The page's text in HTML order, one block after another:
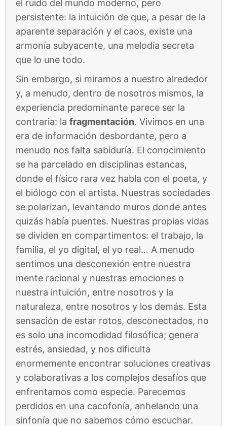
el ruido del mundo moderno, pero
persistente: la intuición de que, a pesar de la
aparente separación y el caos, existe una
armonía subyacente, una melodía secreta
que lo une todo.
Sin embargo, si miramos a nuestro alrededor
y, a menudo, dentro de nosotros mismos, la
experiencia predominante parece ser la
contraria: la fragmentación. Vivimos en una
era de información desbordante, pero a
menudo nos falta sabiduría. El conocimiento
se ha parcelado en disciplinas estancas,
donde el físico rara vez habla con el poeta, y
el biólogo con el artista. Nuestras sociedades
se polarizan, levantando muros donde antes
quizás había puentes. Nuestras propias vidas
se dividen en compartimentos: el trabajo, la
familia, el yo digital, el yo real… A menudo
sentimos una desconexión entre nuestra
mente racional y nuestras emociones o
nuestra intuición, entre nosotros y la
naturaleza, entre nosotros y los demás. Esta
sensación de estar rotos, desconectados, no
es solo una incomodidad filosófica; genera
estrés, ansiedad, y nos dificulta
enormemente encontrar soluciones creativas
y colaborativas a los complejos desafíos que
enfrentamos como especie. Parecemos
perdidos en una cacofonía, anhelando una
sinfonía que no sabemos cómo escuchar.